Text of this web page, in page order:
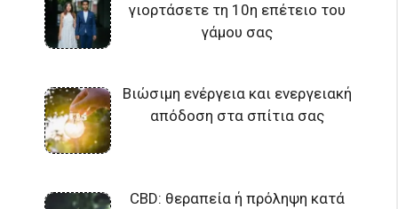
γιορτάσετε τη 10η επέτειο του
γάμου σας
Βιώσιμη ενέργεια και ενεργειακή
απόδοση στα σπίτια σας
CBD: θεραπεία ή πρόληψη κατά